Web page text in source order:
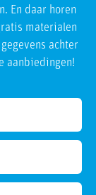
En daar horen
materialen
achter
aanbiedingen!